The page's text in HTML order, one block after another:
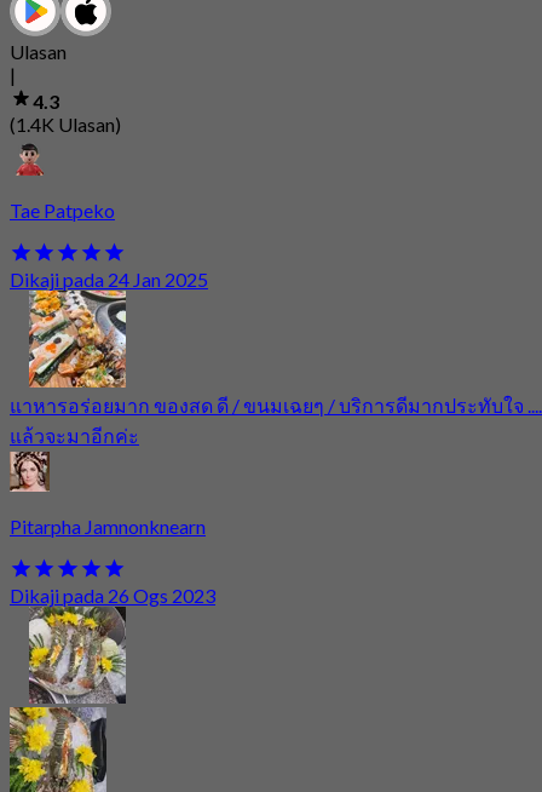
Ulasan
|
4.3
(1.4K Ulasan)
Tae Patpeko
Dikaji pada 24 Jan 2025
แาหารอร่อยมาก ของสด ดี / ขนมเฉยๆ / บริการดีมากประทับใจ
แล้วจะมาอีกค่ะ
Pitarpha Jamnonknearn
Dikaji pada 26 Ogs 2023